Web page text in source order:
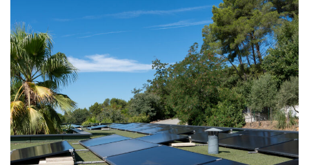
Panneaux solaires bi faciaux sur toit
plat
TECHNIQUE